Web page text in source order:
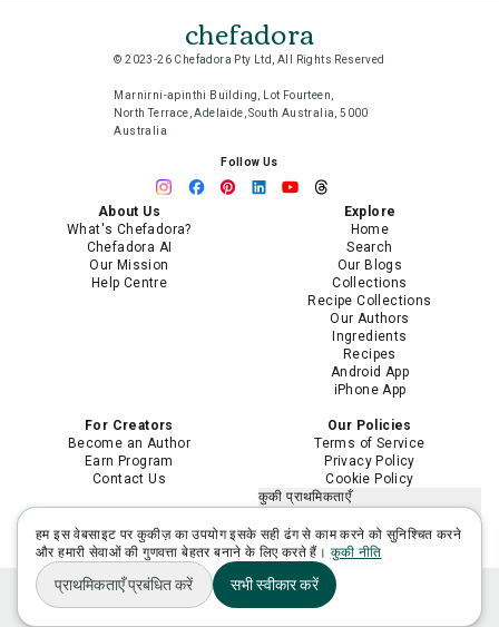
chefadora
© 2023-26 Chefadora Pty Ltd, All Rights Reserved
Marnirni-apinthi Building, Lot Fourteen,
North Terrace, Adelaide, South Australia, 5000
Australia
Follow Us
About Us
What's Chefadora?
Chefadora AI
Our Mission
Help Centre
Explore
Home
Search
Our Blogs
Collections
Recipe Collections
Our Authors
Ingredients
Recipes
Android App
iPhone App
For Creators
Become an Author
Earn Program
Contact Us
Our Policies
Terms of Service
Privacy Policy
Cookie Policy
कुकी प्राथमिकताएँ
मेरी संवेदनशील निजी जानकारी का उपयोग
सीमित करें
हम इस वेबसाइट पर कुकीज़ का उपयोग इसके सही ढंग से काम करने को सुनिश्चित करने
और हमारी सेवाओं की गुणवत्ता बेहतर बनाने के लिए करते हैं। कुकी नीति
प्राथमिकताएँ प्रबंधित करें सभी स्वीकार करें